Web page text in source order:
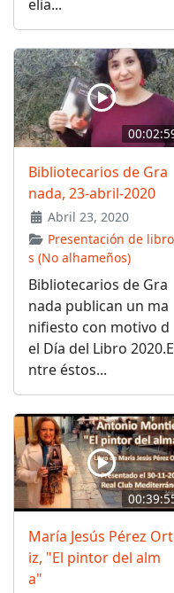
elia...
Bibliotecarios de Gra
nada, 23-abril-2020
Abril 23, 2020
Presentación de libro
s (No alhameños)
Bibliotecarios de Gra
nada publican un ma
nifiesto con motivo d
el Día del Libro 2020.E
ntre éstos...
María Jesús Pérez Ort
iz, "El pintor del alm
a"